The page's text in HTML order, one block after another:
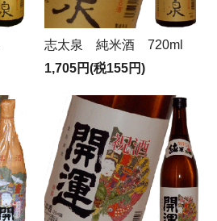
志太泉 純米酒 720ml
1,705円(税155円)